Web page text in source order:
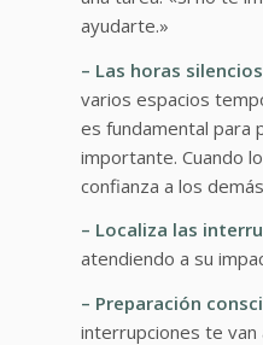
ayudarte.»
– Las horas
varios espacios
es fundamental para
importante. Cuando
confianza a los
– Localiza las
atendiendo a su
– Preparación
interrupciones te van